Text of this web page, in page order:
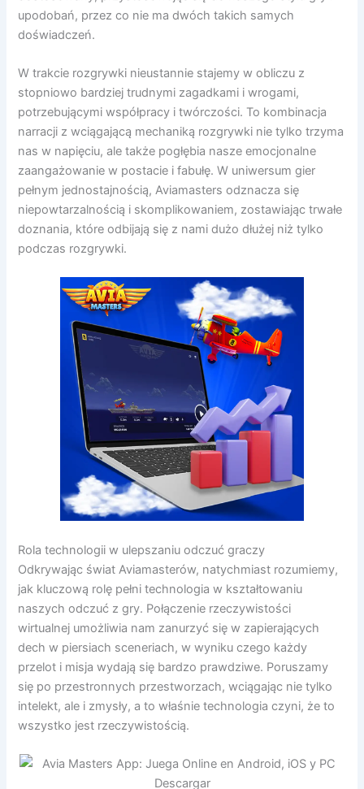
upodobań, przez co nie ma dwóch takich samych
doświadczeń.
W trakcie rozgrywki nieustannie stajemy w obliczu z
stopniowo bardziej trudnymi zagadkami i wrogami,
potrzebującymi współpracy i twórczości. To kombinacja
narracji z wciągającą mechaniką rozgrywki nie tylko trzyma
nas w napięciu, ale także pogłębia nasze emocjonalne
zaangażowanie w postacie i fabułę. W uniwersum gier
pełnym jednostajnością, Aviamasters odznacza się
niepowtarzalnością i skomplikowaniem, zostawiając trwałe
doznania, które odbijają się z nami dużo dłużej niż tylko
podczas rozgrywki.
Rola technologii w ulepszaniu odczuć graczy
Odkrywając świat Aviamasterów, natychmiast rozumiemy,
jak kluczową rolę pełni technologia w kształtowaniu
naszych odczuć z gry. Połączenie rzeczywistości
wirtualnej umożliwia nam zanurzyć się w zapierających
dech w piersiach sceneriach, w wyniku czego każdy
przelot i misja wydają się bardzo prawdziwe. Poruszamy
się po przestronnych przestworzach, wciągając nie tylko
intelekt, ale i zmysły, a to właśnie technologia czyni, że to
wszystko jest rzeczywistością.